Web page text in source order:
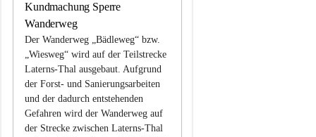
Kundmachung Sperre
Wanderweg
Der Wanderweg „Bädleweg“ bzw.
„Wiesweg“ wird auf der Teilstrecke
Laterns-Thal ausgebaut. Aufgrund
der Forst- und Sanierungsarbeiten
und der dadurch entstehenden
Gefahren wird der Wanderweg auf
der Strecke zwischen Laterns-Thal